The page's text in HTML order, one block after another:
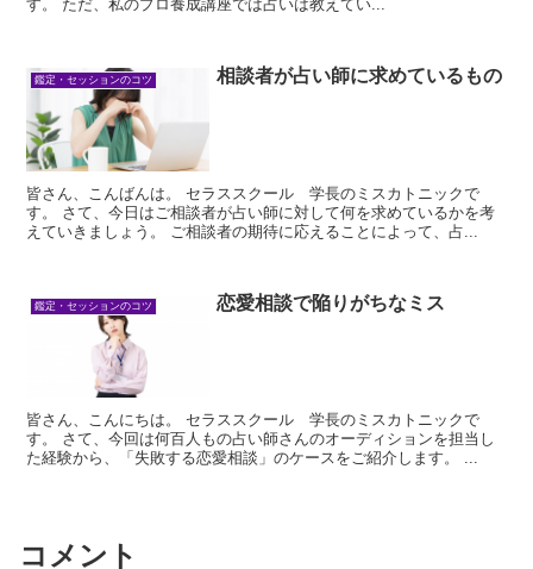
す。 ただ、私のプロ養成講座では占いは教えてい...
鑑定・セッションのコツ 相談者が占い師に求めているもの
皆さん、こんばんは。 セラススクール 学長のミスカトニックで
す。 さて、今日はご相談者が占い師に対して何を求めているかを考
えていきましょう。 ご相談者の期待に応えることによって、占...
鑑定・セッションのコツ 恋愛相談で陥りがちなミス
皆さん、こんにちは。 セラススクール 学長のミスカトニックで
す。 さて、今回は何百人もの占い師さんのオーディションを担当し
た経験から、「失敗する恋愛相談」のケースをご紹介します。 ...
コメント